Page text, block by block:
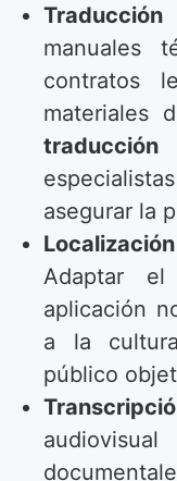
manuales
contratos
materiales
asegurar la
Adaptar
aplicación
a la
público